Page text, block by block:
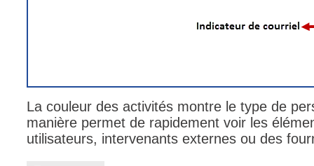
La couleur des activités montre le type de
manière permet de rapidement voir les
utilisateurs, intervenants externes ou des